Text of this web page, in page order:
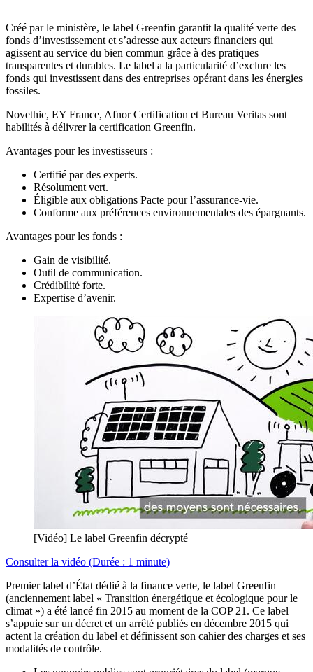
Créé par le ministère, le label Greenfin garantit la qualité verte des
fonds d’investissement et s’adresse aux acteurs financiers qui
agissent au service du bien commun grâce à des pratiques
transparentes et durables. Le label a la particularité d’exclure les
fonds qui investissent dans des entreprises opérant dans les énergies
fossiles.
Novethic, EY France, Afnor Certification et Bureau Veritas sont
habilités à délivrer la certification Greenfin.
Avantages pour les investisseurs :
Certifié par des experts.
Résolument vert.
Éligible aux obligations Pacte pour l’assurance-vie.
Conforme aux préférences environnementales des épargnants.
Avantages pour les fonds :
Gain de visibilité.
Outil de communication.
Crédibilité forte.
Expertise d’avenir.
[Vidéo] Le label Greenfin décrypté
Consulter la vidéo (Durée : 1 minute)
Premier label d’État dédié à la finance verte, le label Greenfin
(anciennement label « Transition énergétique et écologique pour le
climat ») a été lancé fin 2015 au moment de la COP 21. Ce label
s’appuie sur un décret et un arrêté publiés en décembre 2015 qui
actent la création du label et définissent son cahier des charges et ses
modalités de contrôle.